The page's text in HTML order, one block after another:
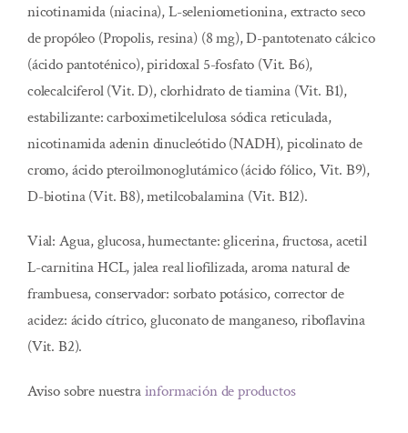
nicotinamida (niacina), L-seleniometionina, extracto seco
de propóleo (Propolis, resina) (8 mg), D-pantotenato cálcico
(ácido pantoténico), piridoxal 5-fosfato (Vit. B6),
colecalciferol (Vit. D), clorhidrato de tiamina (Vit. B1),
estabilizante: carboximetilcelulosa sódica reticulada,
nicotinamida adenin dinucleótido (NADH), picolinato de
cromo, ácido pteroilmonoglutámico (ácido fólico, Vit. B9),
D-biotina (Vit. B8), metilcobalamina (Vit. B12).
Vial: Agua, glucosa, humectante: glicerina, fructosa, acetil
L-carnitina HCL, jalea real liofilizada, aroma natural de
frambuesa, conservador: sorbato potásico, corrector de
acidez: ácido cítrico, gluconato de manganeso, riboflavina
(Vit. B2).
Aviso sobre nuestrainformación de productos